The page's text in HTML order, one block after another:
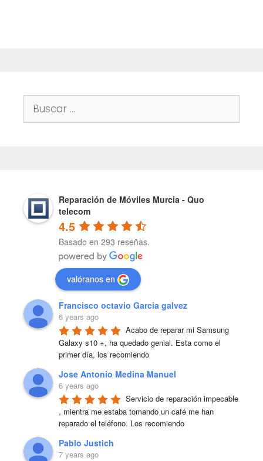
Buscar:
Reparación de Móviles Murcia - Quo
telecom
4.5
Basado en 293 reseñas.
valóranos en
Francisco octavio Garcia galvez
6 years ago
Acabo de reparar mi Samsung
Galaxy s10 +, ha quedado genial. Esta como el
primer día, los recomiendo
Jose Antonio Medina Manuel
6 years ago
Servicio de reparación impecable
, mientra me estaba tomando un café me han
reparado el teléfono. Los recomiendo
Pablo Justich
7 years ago